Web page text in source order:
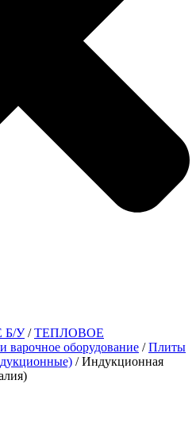
Б/У/ТЕПЛОВОЕ
варочное оборудование /Плиты
/ Индукционная